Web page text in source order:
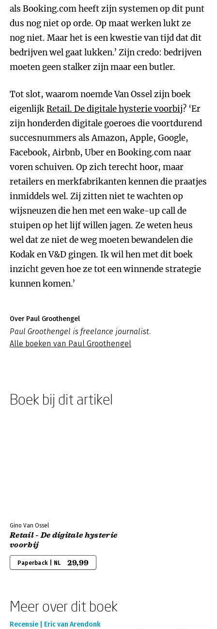
als Booking.com heeft zijn systemen op dit punt
dus nog niet op orde. Op maat werken lukt ze
nog niet. Maar het is een kwestie van tijd dat dit
bedrijven wel gaat lukken.’ Zijn credo: bedrijven
moeten geen stalker zijn maar een butler.
Tot slot, waarom noemde Van Ossel zijn boek
eigenlijkRetail. De digitale hysterie voorbij? ‘Er
zijn honderden digitale goeroes die voortdurend
succesnummers als Amazon, Apple, Google,
Facebook, Airbnb, Uber en Booking.com naar
voren schuiven. Op zich terecht hoor, maar
retailers en merkfabrikanten kennen die praatjes
inmiddels wel. Zij zitten niet te wachten op
wijsneuzen die hen met een wake-up call de
stuipen op het lijf willen jagen. Ze weten heus
wel dat ze niet de weg moeten bewandelen die
Kodak en V&D gingen. Ik wil hen met dit boek
inzicht geven hoe ze tot een winnende strategie
kunnen komen.’
Over Paul Groothengel
Paul Groothengel is freelance journalist.
Alle boeken van Paul Groothengel
Boek bij dit artikel
Gino Van Ossel
Retail - De digitale hysterie
voorbij
Paperback | NL 29,99
Meer over dit boek
Recensie | Eric van Arendonk